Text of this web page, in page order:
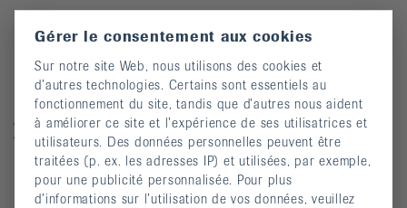
Contact
Ligue suisse contre le rhumatisme
Josefstrasse 92, 8005 Zürich
Téléphone: 044 487 40 00
Coordonnées bancaires
Commande Téléphone: 044 487 40 10
Gérer le consentement aux cookies
Sur notre site Web, nous utilisons des cookies et
d’autres technologies. Certains sont essentiels au
fonctionnement du site, tandis que d’autres nous aident
à améliorer ce site et l’expérience de ses utilisatrices et
utilisateurs. Des données personnelles peuvent être
traitées (p. ex. les adresses IP) et utilisées, par exemple,
pour une publicité personnalisée. Pour plus
d’informations sur l’utilisation de vos données, veuillez